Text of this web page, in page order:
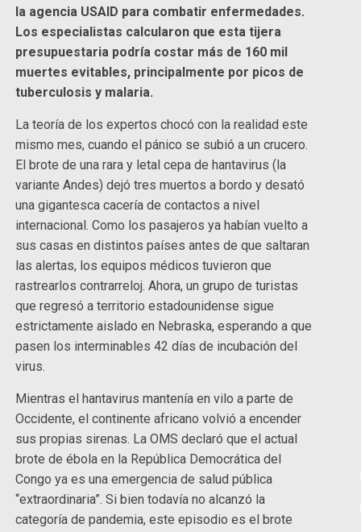
la agencia USAID para combatir enfermedades.
Los especialistas calcularon que esta tijera
presupuestaria podría costar más de 160 mil
muertes evitables, principalmente por picos de
tuberculosis y malaria.
La teoría de los expertos chocó con la realidad este
mismo mes, cuando el pánico se subió a un crucero.
El brote de una rara y letal cepa de hantavirus (la
variante Andes) dejó tres muertos a bordo y desató
una gigantesca cacería de contactos a nivel
internacional. Como los pasajeros ya habían vuelto a
sus casas en distintos países antes de que saltaran
las alertas, los equipos médicos tuvieron que
rastrearlos contrarreloj. Ahora, un grupo de turistas
que regresó a territorio estadounidense sigue
estrictamente aislado en Nebraska, esperando a que
pasen los interminables 42 días de incubación del
virus.
Mientras el hantavirus mantenía en vilo a parte de
Occidente, el continente africano volvió a encender
sus propias sirenas. La OMS declaró que el actual
brote de ébola en la República Democrática del
Congo ya es una emergencia de salud pública
“extraordinaria”. Si bien todavía no alcanzó la
categoría de pandemia, este episodio es el brote